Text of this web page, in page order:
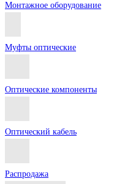
Монтажное оборудование
Муфты оптические
Оптические компоненты
Оптический кабель
Распродажа